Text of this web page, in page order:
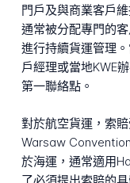
門戶及與商業客戶
通常被分配專門的
進行持續貨運管理
戶經理或當地KWE
第一聯絡點。
對於航空貨運，索
Warsaw
於海運，通常適用